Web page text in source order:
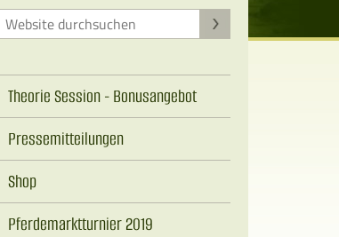
Theorie Session - Bonusangebot
Pressemitteilungen
Shop
Pferdemarktturnier 2019